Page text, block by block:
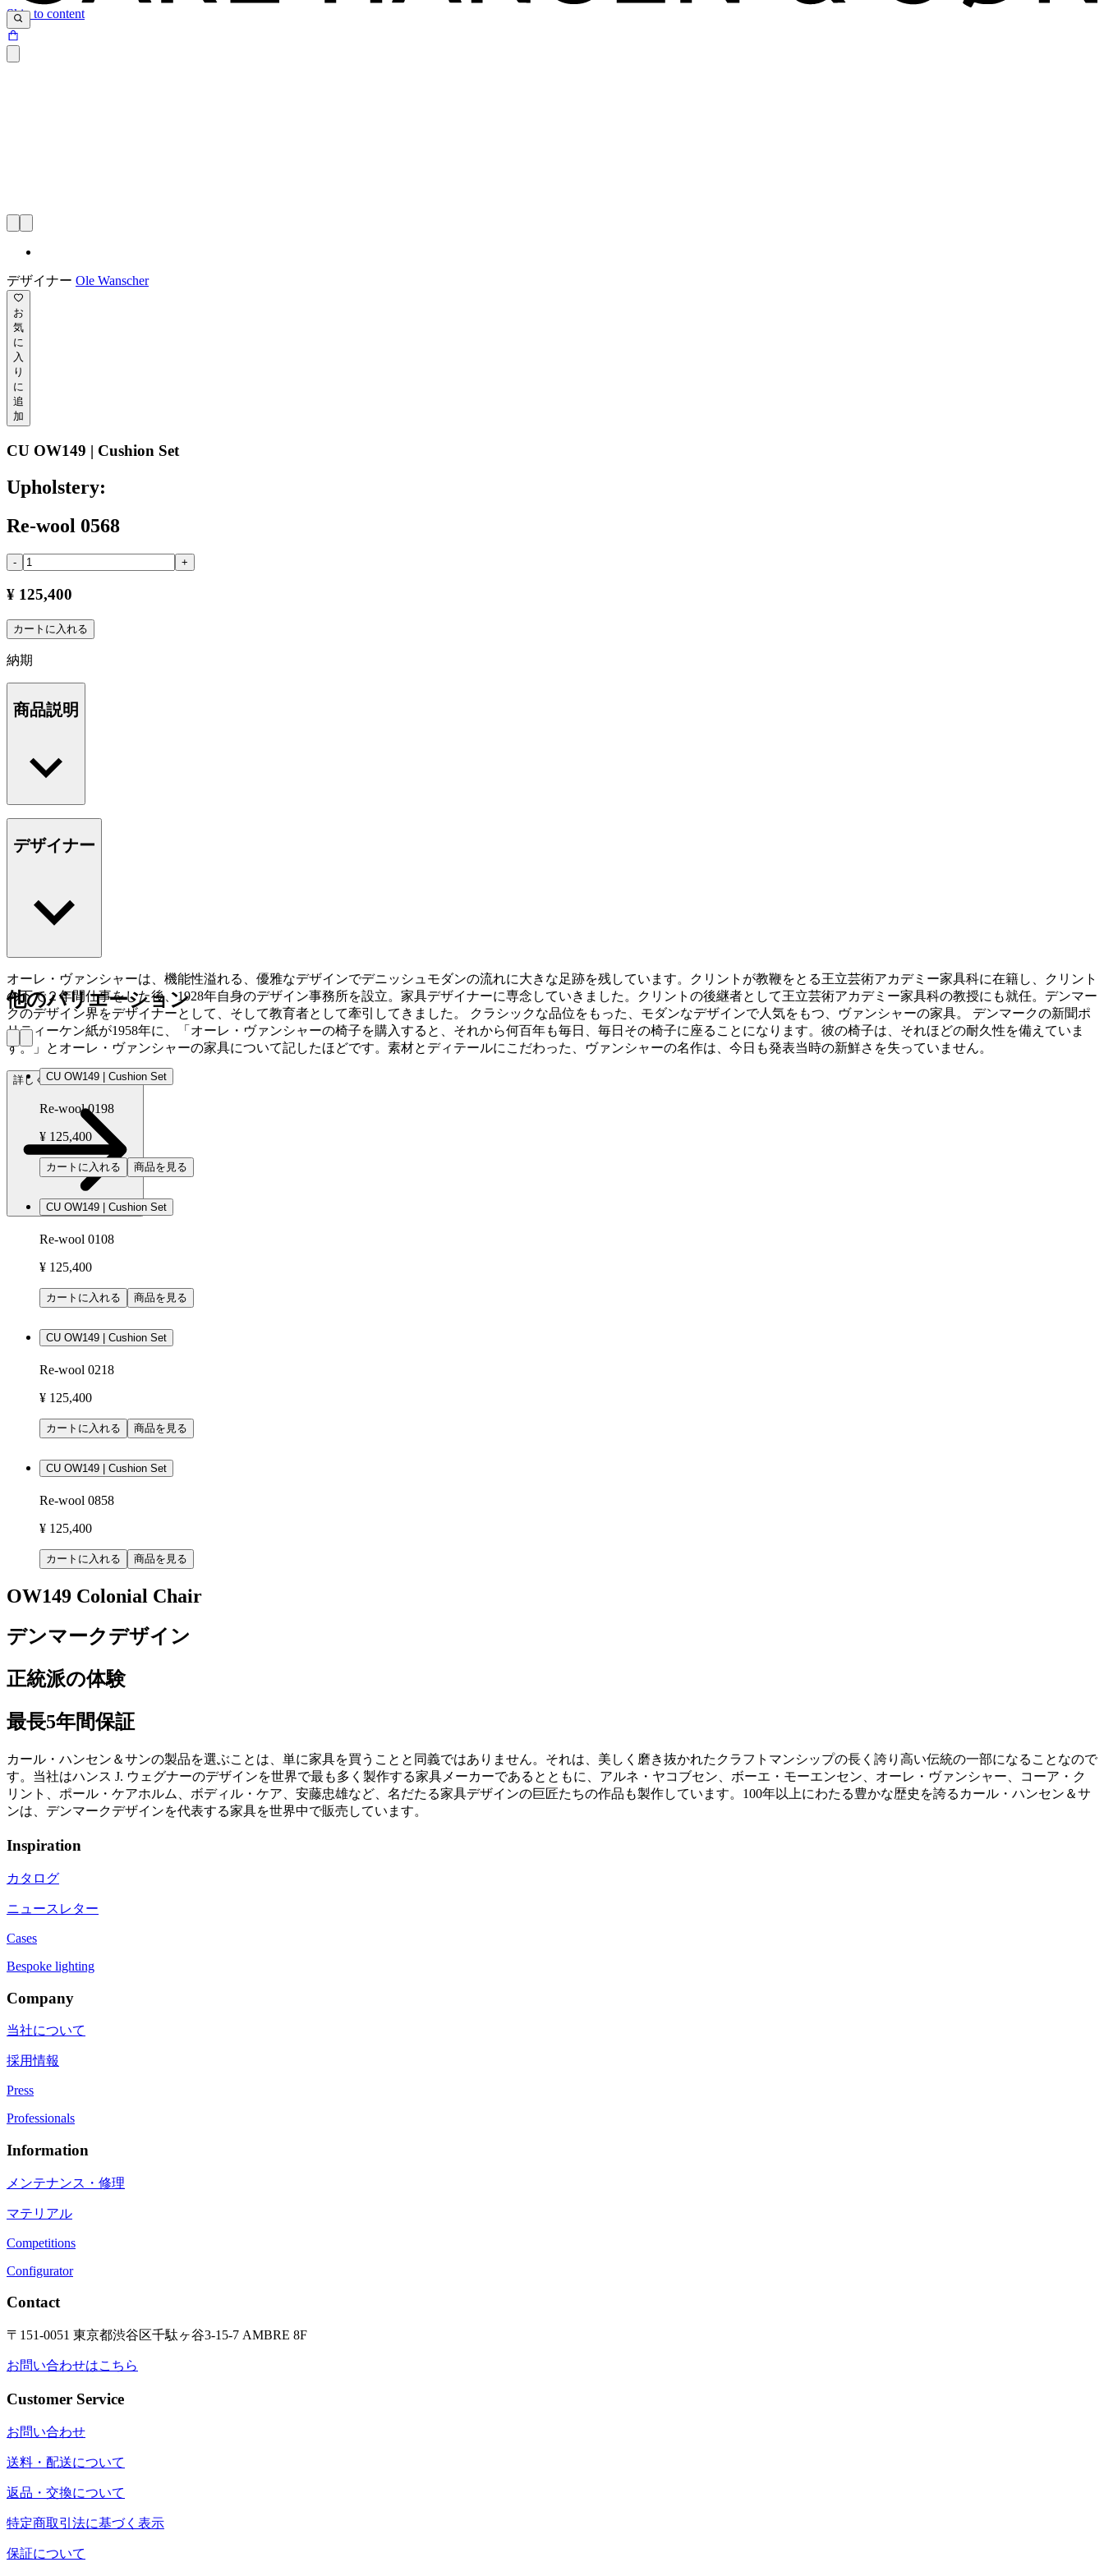
Skip to content
デザイナー Ole Wanscher
お
気
に
入
り
に
追
加
CU OW149 | Cushion Set
Upholstery:
Re-wool 0568
- +
¥ 125,400
カートに入れる
納期
商品説明
デザイナー
オーレ・ヴァンシャーは、機能性溢れる、優雅なデザインでデニッシュモダンの流れに大きな足跡を残しています。クリントが教鞭をとる王立芸術アカデミー家具科に在籍し、クリント
の下で２年間仕事をした後、1928年自身のデザイン事務所を設立。家具デザイナーに専念していきました。クリントの後継者として王立芸術アカデミー家具科の教授にも就任。デンマー
クのデザイン界をデザイナーとして、そして教育者として牽引してきました。 クラシックな品位をもった、モダンなデザインで人気をもつ、ヴァンシャーの家具。 デンマークの新聞ポ
リティーケン紙が1958年に、「オーレ・ヴァンシャーの椅子を購入すると、それから何百年も毎日、毎日その椅子に座ることになります。彼の椅子は、それほどの耐久性を備えていま
す。」とオーレ・ヴァンシャーの家具について記したほどです。素材とディテールにこだわった、ヴァンシャーの名作は、今日も発表当時の新鮮さを失っていません。
詳しく見る Ole Wanscher
他のバリエーション
CU OW149 | Cushion Set
Re-wool 0198
¥ 125,400
カートに入れる 商品を見る
CU OW149 | Cushion Set
Re-wool 0108
¥ 125,400
カートに入れる 商品を見る
CU OW149 | Cushion Set
Re-wool 0218
¥ 125,400
カートに入れる 商品を見る
CU OW149 | Cushion Set
Re-wool 0858
¥ 125,400
カートに入れる 商品を見る
OW149 Colonial Chair
デンマークデザイン
正統派の体験
最長5年間保証
カール・ハンセン＆サンの製品を選ぶことは、単に家具を買うことと同義ではありません。それは、美しく磨き抜かれたクラフトマンシップの長く誇り高い伝統の一部になることなので
す。当社はハンス J. ウェグナーのデザインを世界で最も多く製作する家具メーカーであるとともに、アルネ・ヤコブセン、ボーエ・モーエンセン、オーレ・ヴァンシャー、コーア・ク
リント、ポール・ケアホルム、ボディル・ケア、安藤忠雄など、名だたる家具デザインの巨匠たちの作品も製作しています。100年以上にわたる豊かな歴史を誇るカール・ハンセン＆サ
ンは、デンマークデザインを代表する家具を世界中で販売しています。
Inspiration
カタログ
ニュースレター
Cases
Bespoke lighting
Company
当社について
採用情報
Press
Professionals
Information
メンテナンス・修理
マテリアル
Competitions
Configurator
Contact
〒151-0051 東京都渋谷区千駄ヶ谷3-15-7 AMBRE 8F
お問い合わせはこちら
Customer Service
お問い合わせ
送料・配送について
返品・交換について
特定商取引法に基づく表示
保証について